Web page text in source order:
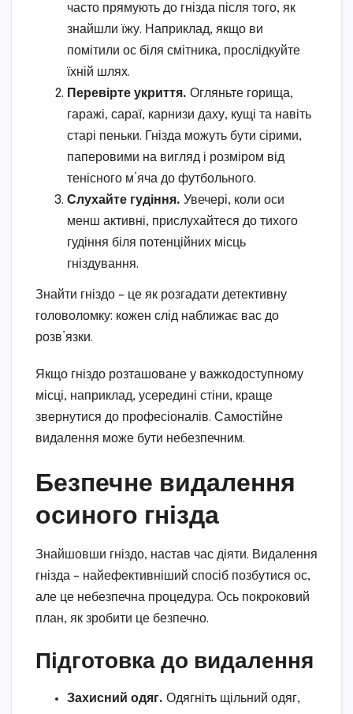
часто прямують до гнізда після того, як
знайшли їжу. Наприклад, якщо ви
помітили ос біля смітника, прослідкуйте
їхній шлях.
Перевірте укриття. Огляньте горища,
гаражі, сараї, карнизи даху, кущі та навіть
старі пеньки. Гнізда можуть бути сірими,
паперовими на вигляд і розміром від
тенісного м’яча до футбольного.
Слухайте гудіння. Увечері, коли оси
менш активні, прислухайтеся до тихого
гудіння біля потенційних місць
гніздування.
Знайти гніздо – це як розгадати детективну
головоломку: кожен слід наближає вас до
розв’язки.
Якщо гніздо розташоване у важкодоступному
місці, наприклад, усередині стіни, краще
звернутися до професіоналів. Самостійне
видалення може бути небезпечним.
Безпечне видалення
осиного гнізда
Знайшовши гніздо, настав час діяти. Видалення
гнізда – найефективніший спосіб позбутися ос,
але це небезпечна процедура. Ось покроковий
план, як зробити це безпечно.
Підготовка до видалення
Захисний одяг. Одягніть щільний одяг,